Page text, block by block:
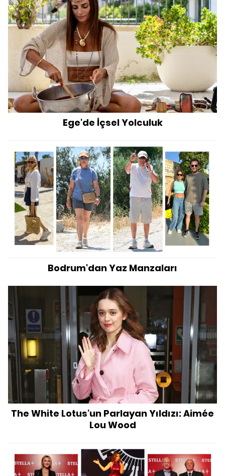
Ege'de İçsel Yolculuk
Bodrum'dan Yaz Manzaları
The White Lotus'un Parlayan Yıldızı: Aimée
Lou Wood